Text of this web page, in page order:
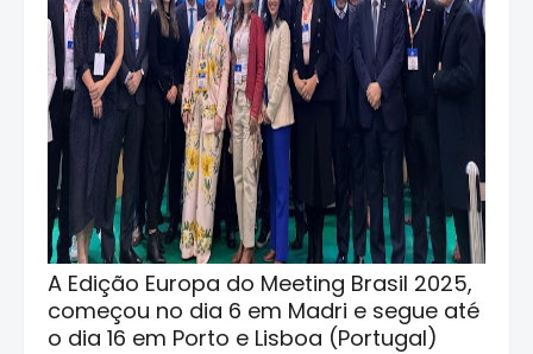
A Edição Europa do Meeting Brasil 2025,
começou no dia 6 em Madri e segue até
o dia 16 em Porto e Lisboa (Portugal)